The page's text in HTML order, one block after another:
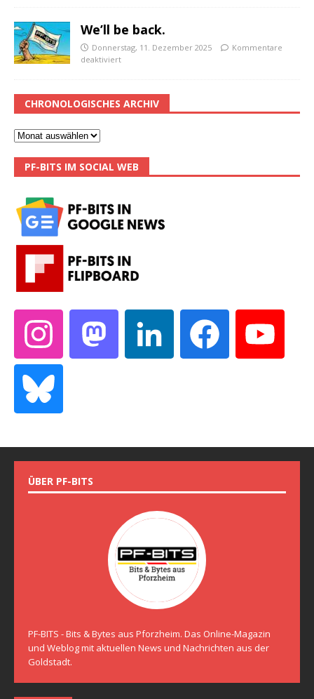
We’ll be back.
Donnerstag, 11. Dezember 2025
Kommentare
deaktiviert
CHRONOLOGISCHES ARCHIV
PF-BITS IM SOCIAL WEB
ÜBER PF-BITS
PF-BITS - Bits & Bytes aus Pforzheim. Das Online-Magazin
und Weblog mit aktuellen News und Nachrichten aus der
Goldstadt.